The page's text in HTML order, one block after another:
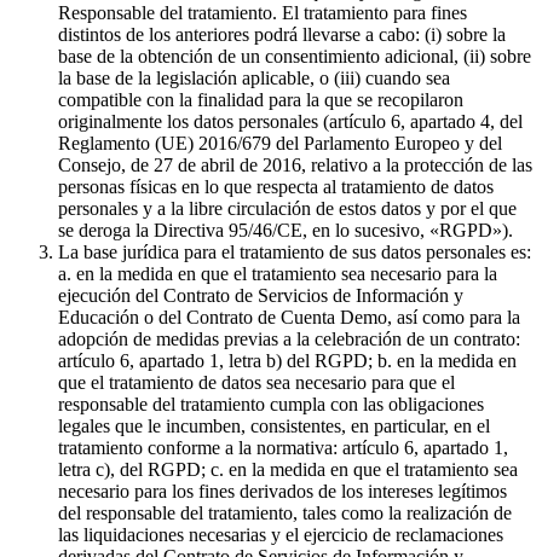
Responsable del tratamiento. El tratamiento para fines
distintos de los anteriores podrá llevarse a cabo: (i) sobre la
base de la obtención de un consentimiento adicional, (ii) sobre
la base de la legislación aplicable, o (iii) cuando sea
compatible con la finalidad para la que se recopilaron
originalmente los datos personales (artículo 6, apartado 4, del
Reglamento (UE) 2016/679 del Parlamento Europeo y del
Consejo, de 27 de abril de 2016, relativo a la protección de las
personas físicas en lo que respecta al tratamiento de datos
personales y a la libre circulación de estos datos y por el que
se deroga la Directiva 95/46/CE, en lo sucesivo, «RGPD»).
La base jurídica para el tratamiento de sus datos personales es:
a. en la medida en que el tratamiento sea necesario para la
ejecución del Contrato de Servicios de Información y
Educación o del Contrato de Cuenta Demo, así como para la
adopción de medidas previas a la celebración de un contrato:
artículo 6, apartado 1, letra b) del RGPD; b. en la medida en
que el tratamiento de datos sea necesario para que el
responsable del tratamiento cumpla con las obligaciones
legales que le incumben, consistentes, en particular, en el
tratamiento conforme a la normativa: artículo 6, apartado 1,
letra c), del RGPD; c. en la medida en que el tratamiento sea
necesario para los fines derivados de los intereses legítimos
del responsable del tratamiento, tales como la realización de
las liquidaciones necesarias y el ejercicio de reclamaciones